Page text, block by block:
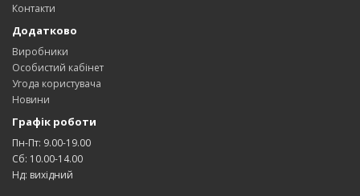
Контакти
Додатково
Виробники
Особистий кабінет
Угода користувача
Новини
Графік роботи
Пн-Пт: 9.00-19.00
Сб: 10.00-14.00
Нд: вихідний